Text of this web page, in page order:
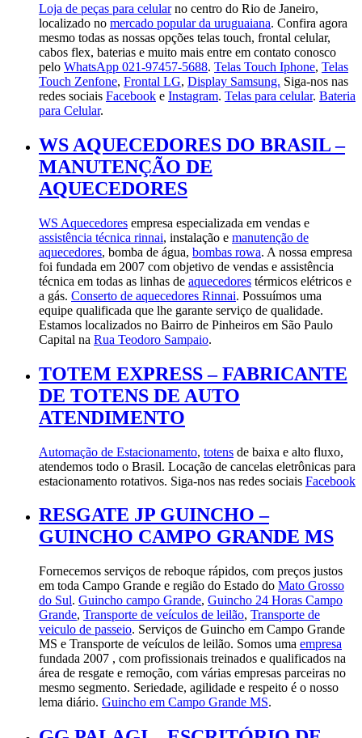
Loja de peças para celularno centro do Rio de Janeiro,
localizado no mercado popular da uruguaiana. Confira agora
mesmo todas as nossas opções telas touch, frontal celular,
cabos flex, baterias e muito mais entre em contato conosco
pelo WhatsApp 021-97457-5688. Telas Touch Iphone, Telas
Touch Zenfone, Frontal LG, Display Samsung. Siga-nos nas
redes sociais Facebook e Instagram. Telas para celular. Bateria
para Celular.
WS AQUECEDORES DO BRASIL –
MANUTENÇÃO DE
AQUECEDORES
WS Aquecedores empresa especializada em vendas e
assistência técnica rinnai, instalação e manutenção de
aquecedores, bomba de água, bombas rowa. A nossa empresa
foi fundada em 2007 com objetivo de vendas e assistência
técnica em todas as linhas de aquecedores térmicos elétricos e
a gás. Conserto de aquecedores Rinnai. Possuímos uma
equipe qualificada que lhe garante serviço de qualidade.
Estamos localizados no Bairro de Pinheiros em São Paulo
Capital na Rua Teodoro Sampaio.
TOTEM EXPRESS – FABRICANTE
DE TOTENS DE AUTO
ATENDIMENTO
Automação de Estacionamento, totens de baixa e alto fluxo,
atendemos todo o Brasil. Locação de cancelas eletrônicas para
estacionamento rotativos. Siga-nos nas redes sociais Facebook
RESGATE JP GUINCHO –
GUINCHO CAMPO GRANDE MS
Fornecemos serviços de reboque rápidos, com preços justos
em toda Campo Grande e região do Estado do Mato Grosso
do Sul. Guincho campo Grande, Guincho 24 Horas Campo
Grande, Transporte de veículos de leilão, Transporte de
veiculo de passeio. Serviços de Guincho em Campo Grande
MS e Transporte de veículos de leilão. Somos uma empresa
fundada 2007 , com profissionais treinados e qualificados na
área de resgate e remoção, com várias empresas parceiras no
mesmo segmento. Seriedade, agilidade e respeito é o nosso
lema diário. Guincho em Campo Grande MS.